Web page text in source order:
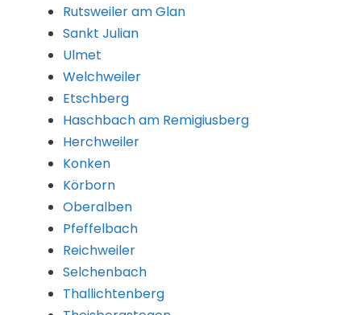
Rutsweiler am Glan
Sankt Julian
Ulmet
Welchweiler
Etschberg
Haschbach am Remigiusberg
Herchweiler
Konken
Körborn
Oberalben
Pfeffelbach
Reichweiler
Selchenbach
Thallichtenberg